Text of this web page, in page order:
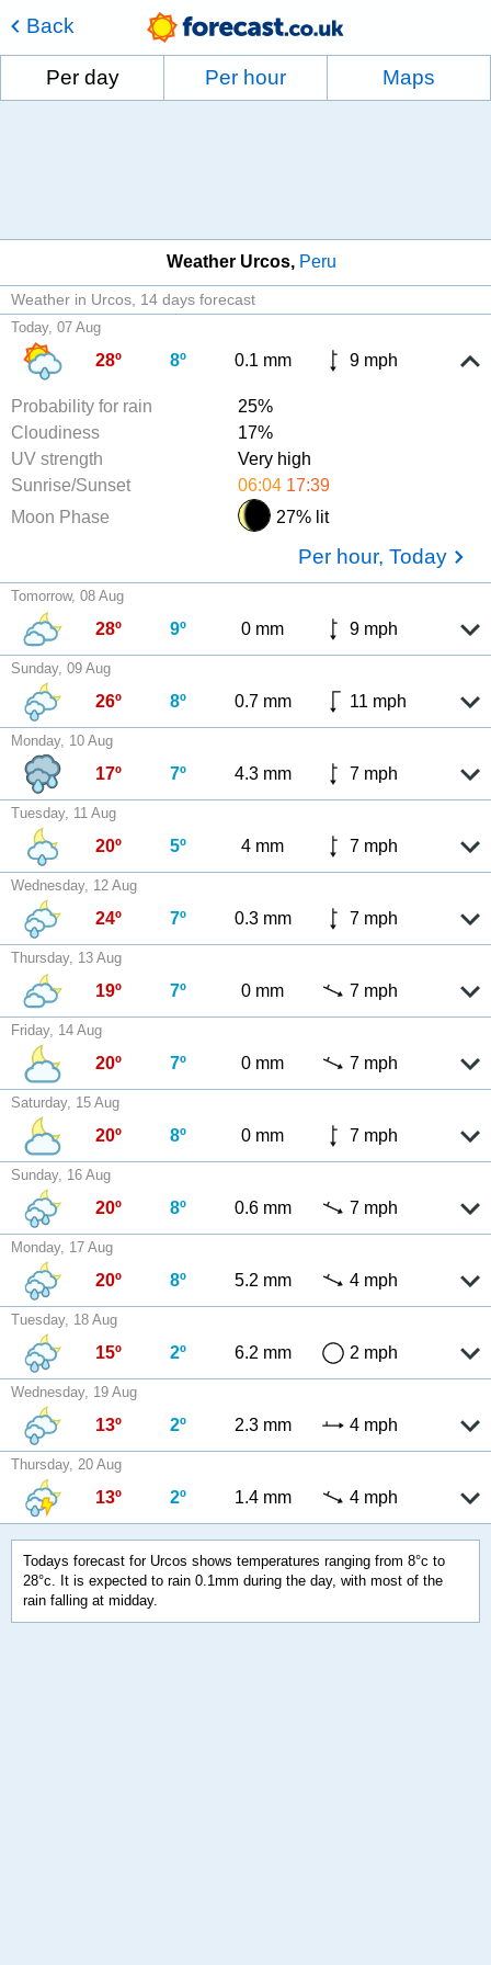
Back
Per day Per hour Maps
Weather Urcos Peru
Weather in Urcos 14 days forecast
Today, 07 Aug
28º 8º 0.1 mm 9 mph
Probability for rain
25%
Cloudiness
17%
UV strength
Very high
Sunrise/Sunset
06:04 17:39
Moon Phase
27% lit
Per hour, Today
Tomorrow, 08 Aug
28º 9º 0 mm 9 mph
Sunday, 09 Aug
26º 8º 0.7 mm 11 mph
Monday, 10 Aug
17º 7º 4.3 mm 7 mph
Tuesday, 11 Aug
20º 5º 4 mm 7 mph
Wednesday, 12 Aug
24º 7º 0.3 mm 7 mph
Thursday, 13 Aug
19º 7º 0 mm 7 mph
Friday, 14 Aug
20º 7º 0 mm 7 mph
Saturday, 15 Aug
20º 8º 0 mm 7 mph
Sunday, 16 Aug
20º 8º 0.6 mm 7 mph
Monday, 17 Aug
20º 8º 5.2 mm 4 mph
Tuesday, 18 Aug
15º 2º 6.2 mm 2 mph
Wednesday, 19 Aug
13º 2º 2.3 mm 4 mph
Thursday, 20 Aug
13º 2º 1.4 mm 4 mph
Todays forecast for Urcos shows temperatures ranging from 8°c to
28°c. It is expected to rain 0.1mm during the day, with most of the
rain falling at midday.